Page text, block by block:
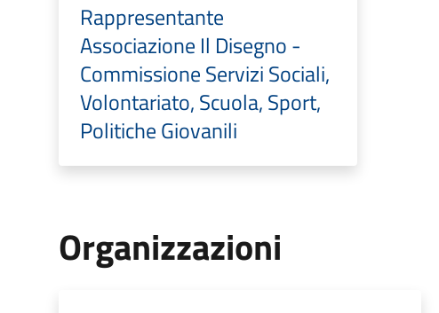
Rappresentante
Associazione Il Disegno -
Commissione Servizi Sociali,
Volontariato, Scuola, Sport,
Politiche Giovanili
Organizzazioni